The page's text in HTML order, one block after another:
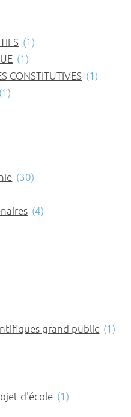
(1)
(1)
CONSTITUTIVES (1)
(1)
(30)
(4)
grand public (1)
d'école (1)